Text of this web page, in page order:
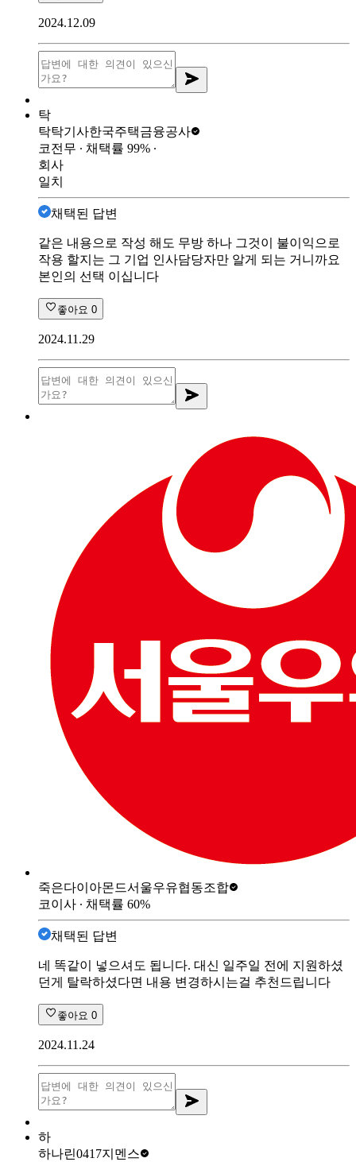
2024.12.09
탁
탁탁기사한국주택금융공사
코전무 ∙ 채택률 99% ∙
회사
일치
채택된 답변
같은 내용으로 작성 해도 무방 하나 그것이 불이익으로
작용 할지는 그 기업 인사담당자만 알게 되는 거니까요
본인의 선택 이십니다
좋아요 0
2024.11.29
죽은다이아몬드서울우유협동조합
코이사 ∙ 채택률 60%
채택된 답변
네 똑같이 넣으셔도 됩니다. 대신 일주일 전에 지원하셨
던게 탈락하셨다면 내용 변경하시는걸 추천드립니다
좋아요 0
2024.11.24
하
하나린0417지멘스